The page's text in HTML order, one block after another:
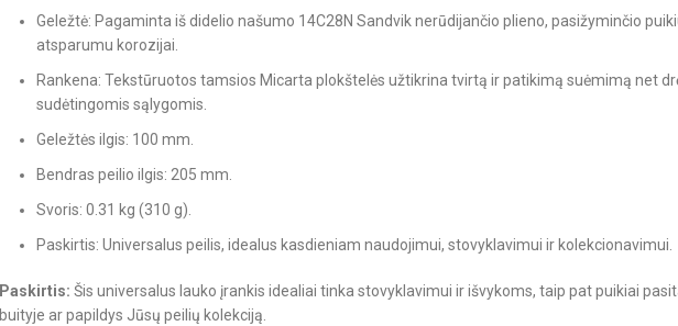
Geležtė: Pagaminta iš didelio našumo 14C28N Sandvik nerūdijančio plieno, pasižyminčio
atsparumu korozijai.
Rankena: Tekstūruotos tamsios Micarta plokštelės užtikrina tvirtą ir patikimą suėmimą net
sudėtingomis sąlygomis.
Geležtės ilgis: 100 mm.
Bendras peilio ilgis: 205 mm.
Svoris: 0.31 kg (310 g).
Paskirtis: Universalus peilis, idealus kasdieniam naudojimui, stovyklavimui ir kolekcionavimui.
Paskirtis: Šis universalus lauko įrankis idealiai tinka stovyklavimui ir išvykoms, taip pat puikiai
buityje ar papildys Jūsų peilių kolekciją.